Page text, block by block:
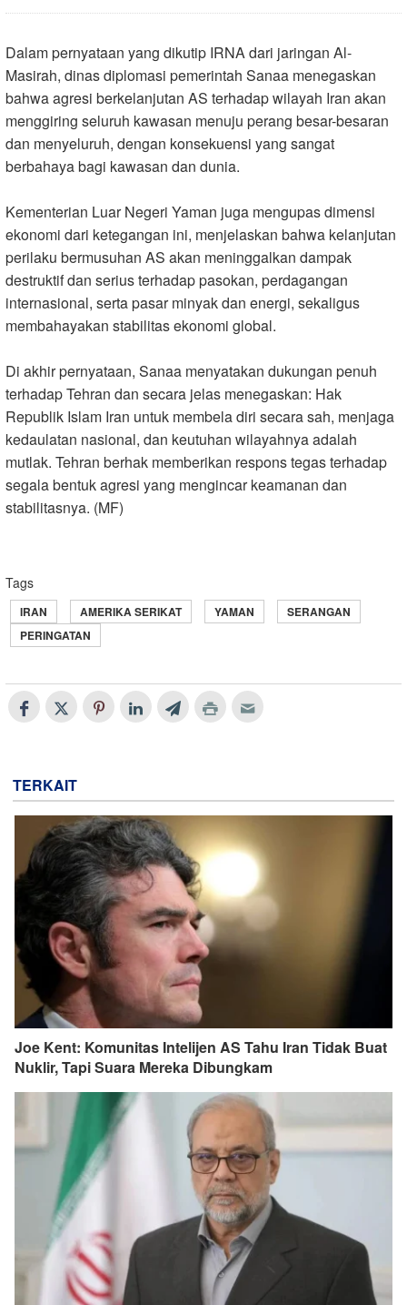
Dalam pernyataan yang dikutip IRNA dari jaringan Al-
Masirah, dinas diplomasi pemerintah Sanaa menegaskan
bahwa agresi berkelanjutan AS terhadap wilayah Iran akan
menggiring seluruh kawasan menuju perang besar-besaran
dan menyeluruh, dengan konsekuensi yang sangat
berbahaya bagi kawasan dan dunia.
Kementerian Luar Negeri Yaman juga mengupas dimensi
ekonomi dari ketegangan ini, menjelaskan bahwa kelanjutan
perilaku bermusuhan AS akan meninggalkan dampak
destruktif dan serius terhadap pasokan, perdagangan
internasional, serta pasar minyak dan energi, sekaligus
membahayakan stabilitas ekonomi global.
Di akhir pernyataan, Sanaa menyatakan dukungan penuh
terhadap Tehran dan secara jelas menegaskan: Hak
Republik Islam Iran untuk membela diri secara sah, menjaga
kedaulatan nasional, dan keutuhan wilayahnya adalah
mutlak. Tehran berhak memberikan respons tegas terhadap
segala bentuk agresi yang mengincar keamanan dan
stabilitasnya. (MF)
Tags
IRAN AMERIKA SERIKAT YAMAN
SERANGAN
PERINGATAN
TERKAIT
Joe Kent: Komunitas Intelijen AS Tahu Iran Tidak Buat
Nuklir, Tapi Suara Mereka Dibungkam